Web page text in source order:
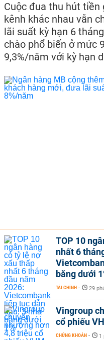
Cuộc đua thu hút tiền
kênh khác nhau vẫn
lãi suất kỳ hạn 6
chào phổ biến ở mức
9,3%/năm với kỳ hạn
TOP 10
nhất 6
băng dưới
TÀI CHÍNH - 29
Vingroup
cổ phiếu
CHỨNG KHOÁN - 1